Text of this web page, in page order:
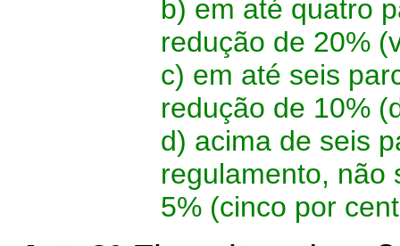
b) em até quatro
redução de 20%
c) em até seis
redução de 10%
d) acima de seis
regulamento, não
5% (cinco por